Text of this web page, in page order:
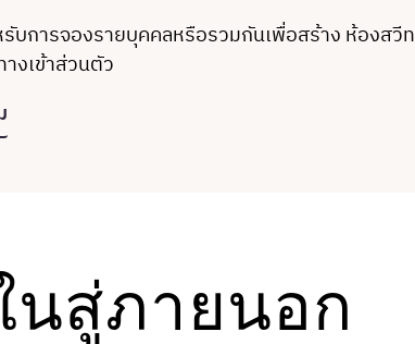
บการจองรายบุคคลหรือรวมกันเพื่อสร้าง ห้องสวีท
งเข้าส่วนตัว
นสู่ภายนอก